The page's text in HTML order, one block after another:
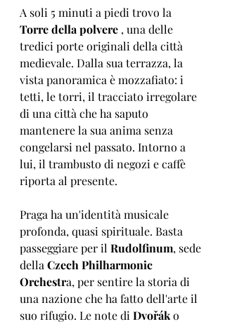
A soli 5 minuti a piedi trovo la
Torre della polvere , una delle
tredici porte originali della città
medievale. Dalla sua terrazza, la
vista panoramica è mozzafiato: i
tetti, le torri, il tracciato irregolare
di una città che ha saputo
mantenere la sua anima senza
congelarsi nel passato. Intorno a
lui, il trambusto di negozi e caffè
riporta al presente.
Praga ha un'identità musicale
profonda, quasi spirituale. Basta
passeggiare per il Rudolfinum, sede
della Czech Philharmonic
Orchestra, per sentire la storia di
una nazione che ha fatto dell'arte il
suo rifugio. Le note di Dvořák o